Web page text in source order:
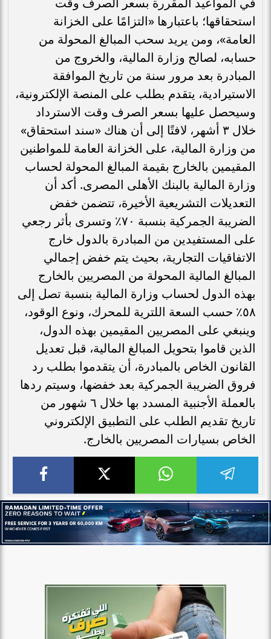
استحقاقها؛ باعتبارها «التزامًا على الخزانة
العامة»، ومن يريد سحب المبالغ المحولة من
حسابه، لصالح وزارة المالية، والخروج من
المبادرة بعد مرور سنة من تاريخ الموافقة
الاستيرادية، يتقدم بطلب على المنصة الإلكترونية،
وسيحصل عليها بسعر الصرف وقت الاسترداد
خلال ٣ أشهر، لافتًا إلى أن هناك «سند استحقاق»
من وزارة المالية، على الخزانة العامة للمواطنين
المقيمين بالخارج بقيمة المبالغ المحولة لحساب
وزارة المالية بالبنك الأهلى المصرى. أكد أن
التعديلات التشريعية الأخيرة، تتضمن خفض
الضريبة الجمركية بنسبة ٧٠٪ وتسرى بأثر رجعي
على المستفيدين من المبادرة بالدول خارج
الاتفاقيات التجارية، بحيث يتم خفض إجمالي
المبالغ المالية المحولة من المصريين بالخارج
بهذه الدول لحساب وزارة المالية بنسبة تصل إلى
٥٨٪ حسب السعة اللترية للمحرك، ونوع الوقود،
وينبغي على المصريين المقيمين بهذه الدول،
الذين قاموا بتحويل المبالغ المالية، قبل تعديل
القانون الخاص بالمبادرة، أن يتقدموا بطلب رد
فروق الضريبة الجمركية بعد خفضها، وسيتم ردها
بالعملة الأجنبية المسدد بها خلال ٦ شهور من
تاريخ تقديم الطلب على التطبيق الإلكتروني
الخاص بسيارات المصريين بالخارج.